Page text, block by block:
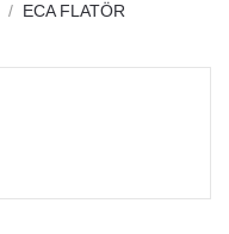
ECA FLATÖR